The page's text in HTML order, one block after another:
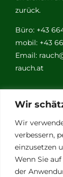
Wir
Wir
verbessern,
einzusetzen
Wenn Sie
der
zurück.
Büro: +43
mobil: +43
Email:
rauch.at